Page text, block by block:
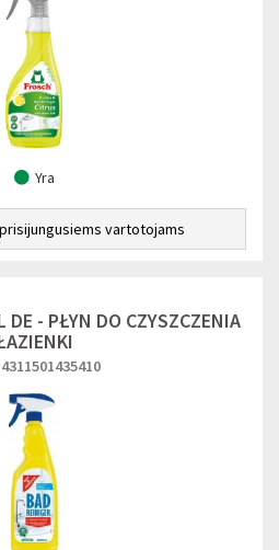
Yra
vartotojams
DE - PŁYN DO CZYSZCZENIA